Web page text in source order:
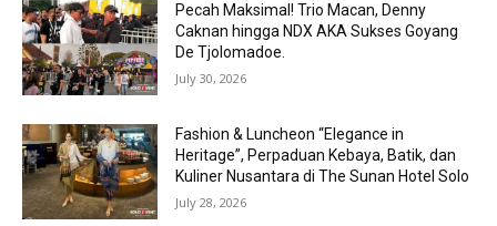
Pecah Maksimal! Trio Macan, Denny
Caknan hingga NDX AKA Sukses Goyang
De Tjolomadoe.
July 30, 2026
Fashion & Luncheon “Elegance in
Heritage”, Perpaduan Kebaya, Batik, dan
Kuliner Nusantara di The Sunan Hotel Solo
July 28, 2026